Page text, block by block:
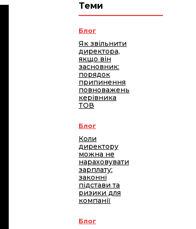
Теми
Блог
Як звільнити
директора,
якщо він
засновник:
порядок
припинення
повноважень
керівника
ТОВ
Блог
Коли
директору
можна не
нараховувати
зарплату:
законні
підстави та
ризики для
компанії
Блог